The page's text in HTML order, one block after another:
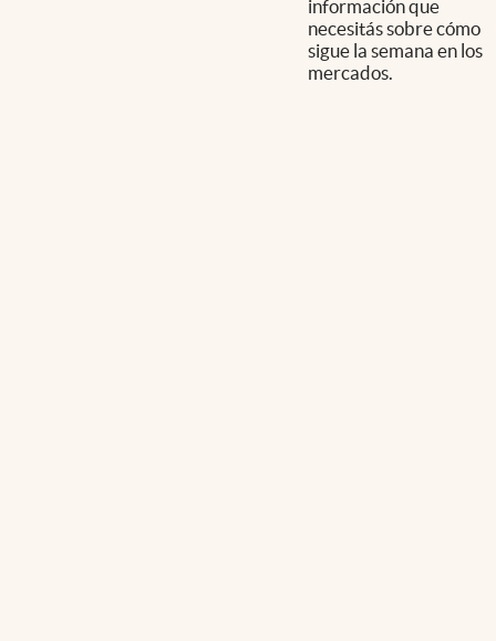
información que
necesitás sobre cómo
sigue la semana en los
mercados.